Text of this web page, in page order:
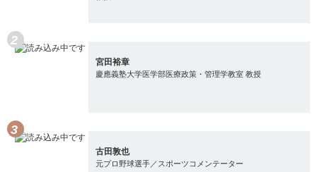
宮田裕章
慶應義塾大学医学部医療政策・管理学教室 教授
古田敦也
元プロ野球選手／スポーツコメンテーター